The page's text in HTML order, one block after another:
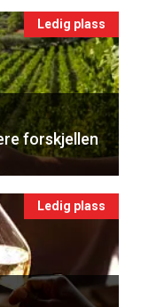
Ledig plass
forskjellen
Ledig plass